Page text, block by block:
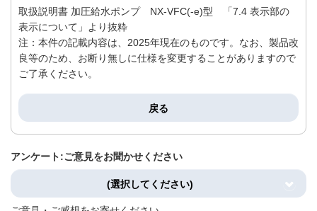
取扱説明書 加圧給水ポンプ NX-VFC(-e)型 「7.4 表示部の
表示について」より抜粋
注：本件の記載内容は、2025年現在のものです。なお、製品改
良等のため、お断り無しに仕様を変更することがありますので
ご了承ください。
戻る
アンケート:ご意見をお聞かせください
(選択してください)